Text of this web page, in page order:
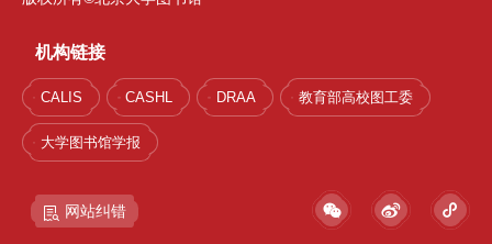
机构链接
CALIS CASHL DRAA 教育部高校图工委
大学图书馆学报
网站纠错